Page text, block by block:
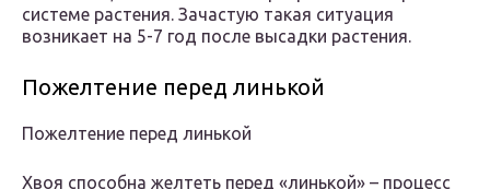
системе растения. Зачастую такая ситуация
возникает на 5-7 год после высадки растения.
Пожелтение перед линькой
Пожелтение перед линькой
Хвоя способна желтеть перед «линькой» – процесс